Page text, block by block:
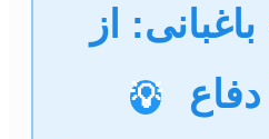
از
دفاع
💡